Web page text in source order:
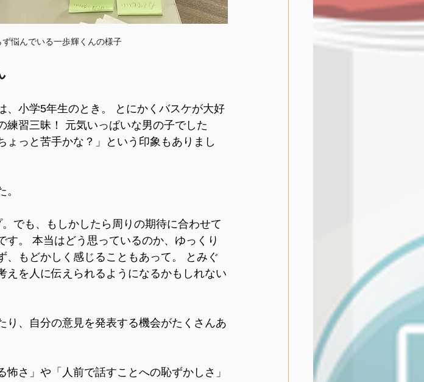
悩んでいる一歩輝くんの様子
小学5年生のとき。 とにかくバスケが大好
習三昧！ 元気いっぱいな男の子でした
っと苦手かな？」という印象もありまし
。
でも、もしかしたら周りの期待に合わせて
。 本当はどう思っているのか、ゆっくり
もどかしく感じることもあって。 とみぐ
を人に伝えられるようになるかもしれない
、自分の意見を発表する機会がたくさんあ
さ」や「人前で話すことへの恥ずかしさ」